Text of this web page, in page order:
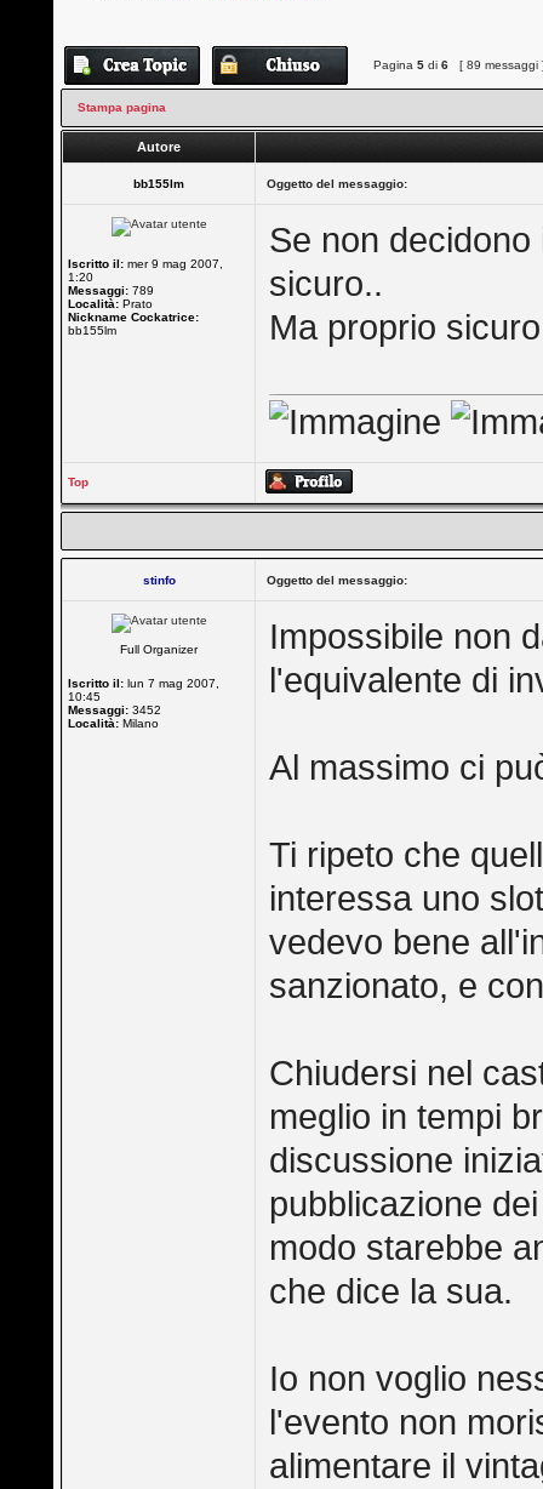
Pagina5 di6 [ 89 messaggi
Stampa pagina
Autore
bb155lm Oggetto del messaggio:
Iscritto il: mer 9 mag 2007,
1:20
Messaggi: 789
Località: Prato
Nickname Cockatrice:
bb155lm
Se non
sicuro..
Ma proprio
Top
stinfo Oggetto del messaggio:
Full Organizer
Iscritto il: lun 7 mag 2007,
10:45
Messaggi: 3452
Località: Milano
Impossibile non
l'equivalente di
Al massimo ci
Ti ripeto che
interessa uno
vedevo bene
sanzionato, e
Chiudersi nel
meglio in tempi
discussione
pubblicazione
modo starebbe
che dice la sua.
Io non voglio
l'evento non
alimentare il